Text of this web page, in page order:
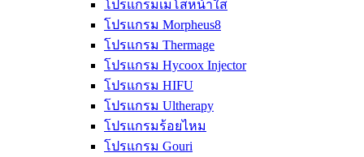
โปรแกรมเมโสหน้าใส
โปรแกรม Morpheus8
โปรแกรม Thermage
โปรแกรม Hycoox Injector
โปรแกรม HIFU
โปรแกรม Ultherapy
โปรแกรมร้อยไหม
โปรแกรม Gouri